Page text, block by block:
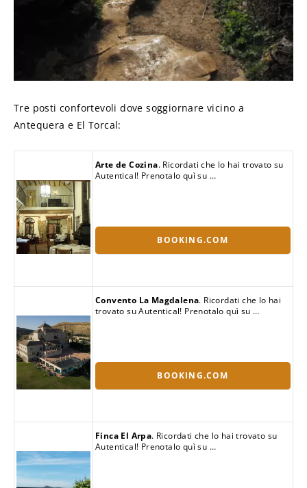
Tre posti confortevoli dove soggiornare vicino a
Antequera e El Torcal:
Arte de Cozina. Ricordati che lo hai trovato su
Autentical! Prenotalo quì su …
BOOKING.COM
Convento La Magdalena. Ricordati che lo hai
trovato su Autentical! Prenotalo quì su …
BOOKING.COM
Finca El Arpa. Ricordati che lo hai trovato su
Autentical! Prenotalo quì su …